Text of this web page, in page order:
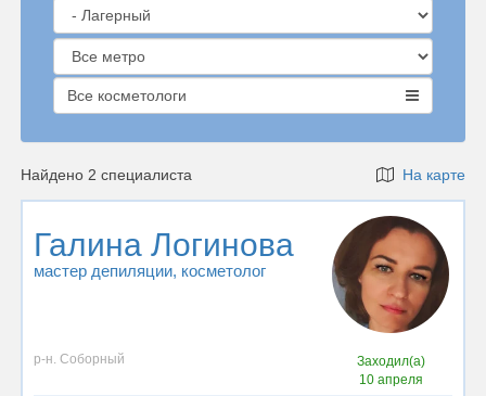
Все косметологи
Найдено 2 специалиста На карте
Галина Логинова
мастер депиляции, косметолог
р-н. Соборный
Заходил(а)
10 апреля